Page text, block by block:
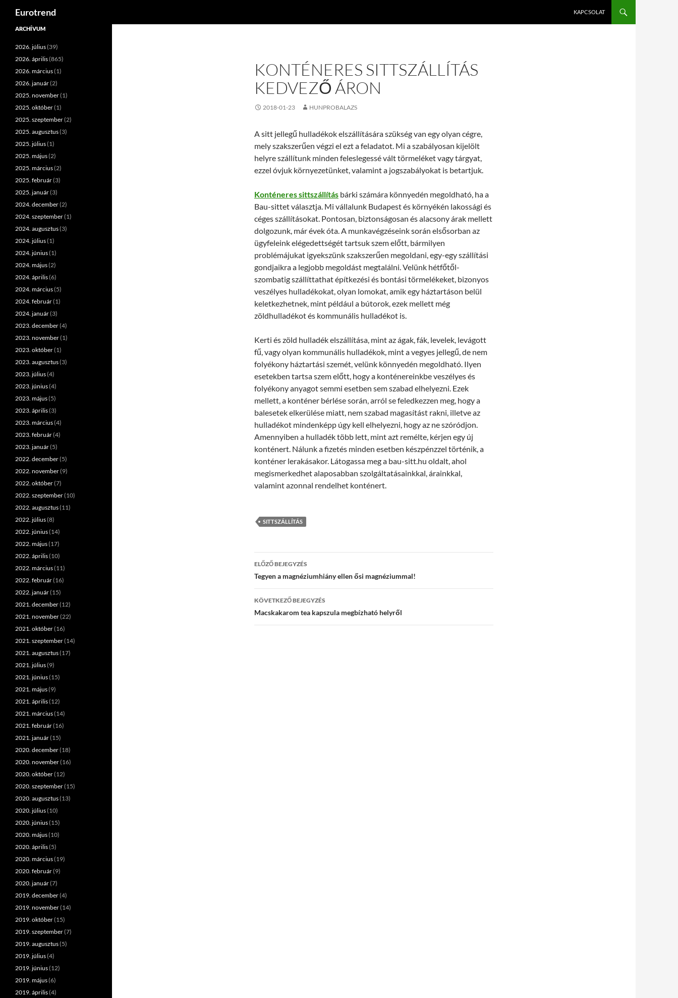
Kilépés
Eurotrend KAPCSOLAT
KONTÉNERES SITTSZÁLLÍTÁS
KEDVEZŐ ÁRON
2018-01-23 HUNPROBALAZS
A sitt jellegű hulladékok elszállítására szükség van egy olyan cégre,
mely szakszerűen végzi el ezt a feladatot. Mi a szabályosan kijelölt
helyre szállítunk minden feleslegessé vált törmeléket vagy tárgyat,
ezzel óvjuk környezetünket, valamint a jogszabályokat is betartjuk.
Konténeres sittszállítás bárki számára könnyedén megoldható, ha a
Bau-sittet választja. Mi vállalunk Budapest és környékén lakossági és
céges szállításokat. Pontosan, biztonságosan és alacsony árak mellett
dolgozunk, már évek óta. A munkavégzéseink során elsősorban az
ügyfeleink elégedettségét tartsuk szem előtt, bármilyen
problémájukat igyekszünk szakszerűen megoldani, egy-egy szállítási
gondjaikra a legjobb megoldást megtalálni. Velünk hétfőtől-
szombatig szállíttathat építkezési és bontási törmelékeket, bizonyos
veszélyes hulladékokat, olyan lomokat, amik egy háztartáson belül
keletkezhetnek, mint például a bútorok, ezek mellett még
zöldhulladékot és kommunális hulladékot is.
Kerti és zöld hulladék elszállítása, mint az ágak, fák, levelek, levágott
fű, vagy olyan kommunális hulladékok, mint a vegyes jellegű, de nem
folyékony háztartási szemét, velünk könnyedén megoldható. Ilyen
esetekben tartsa szem előtt, hogy a konténereinkbe veszélyes és
folyékony anyagot semmi esetben sem szabad elhelyezni. Ezek
mellett, a konténer bérlése során, arról se feledkezzen meg, hogy a
balesetek elkerülése miatt, nem szabad magasítást rakni, illetve az
hulladékot mindenképp úgy kell elhelyezni, hogy az ne szóródjon.
Amennyiben a hulladék több lett, mint azt remélte, kérjen egy új
konténert. Nálunk a fizetés minden esetben készpénzzel történik, a
konténer lerakásakor. Látogassa meg a bau-sitt.hu oldalt, ahol
megismerkedhet alaposabban szolgáltatásainkkal, árainkkal,
valamint azonnal rendelhet konténert.
SITTSZÁLLÍTÁS
Bejegyzés
navigáció
ELŐZŐ BEJEGYZÉS
Tegyen a magnéziumhiány ellen ősi magnéziummal!
KÖVETKEZŐ BEJEGYZÉS
Macskakarom tea kapszula megbízható helyről
ARCHÍVUM
2026. július(39)
2026. április(865)
2026. március(1)
2026. január(2)
2025. november(1)
2025. október(1)
2025. szeptember(2)
2025. augusztus(3)
2025. július(1)
2025. május(2)
2025. március(2)
2025. február(3)
2025. január(3)
2024. december(2)
2024. szeptember(1)
2024. augusztus(3)
2024. július(1)
2024. június(1)
2024. május(2)
2024. április(6)
2024. március(5)
2024. február(1)
2024. január(3)
2023. december(4)
2023. november(1)
2023. október(1)
2023. augusztus(3)
2023. július(4)
2023. június(4)
2023. május(5)
2023. április(3)
2023. március(4)
2023. február(4)
2023. január(5)
2022. december(5)
2022. november(9)
2022. október(7)
2022. szeptember(10)
2022. augusztus(11)
2022. július(8)
2022. június(14)
2022. május(17)
2022. április(10)
2022. március(11)
2022. február(16)
2022. január(15)
2021. december(12)
2021. november(22)
2021. október(16)
2021. szeptember(14)
2021. augusztus(17)
2021. július(9)
2021. június(15)
2021. május(9)
2021. április(12)
2021. március(14)
2021. február(16)
2021. január(15)
2020. december(18)
2020. november(16)
2020. október(12)
2020. szeptember(15)
2020. augusztus(13)
2020. július(10)
2020. június(15)
2020. május(10)
2020. április(5)
2020. március(19)
2020. február(9)
2020. január(7)
2019. december(4)
2019. november(14)
2019. október(15)
2019. szeptember(7)
2019. augusztus(5)
2019. július(4)
2019. június(12)
2019. május(6)
2019. április(4)